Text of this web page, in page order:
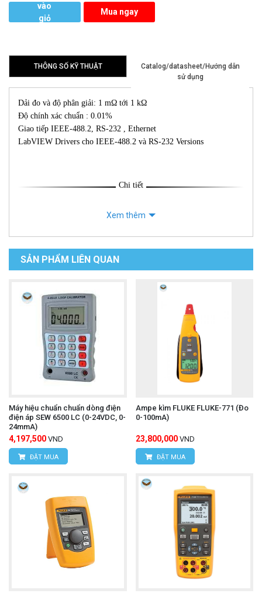
vào
giỏ
Mua ngay
THÔNG SỐ KỸ THUẬT
Catalog/datasheet/Hướng dẫn
sử dụng
Dải đo và độ phân giải: 1 mΩ tới 1 kΩ
Độ chính xác chuẩn : 0.01%
Giao tiếp IEEE-488.2, RS-232 , Ethernet
LabVIEW Drivers cho IEEE-488.2 và RS-232 Versions
Chi tiết
Xem thêm
SẢN PHẨM LIÊN QUAN
Máy hiệu chuẩn chuẩn dòng điện
điện áp SEW 6500 LC (0-24VDC, 0-
24mmA)
4,197,500 VND
ĐẶT MUA
Ampe kìm FLUKE FLUKE-771 (Đo
0-100mA)
23,800,000 VND
ĐẶT MUA